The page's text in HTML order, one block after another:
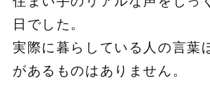
日でした。
実際に暮らしている人の言葉
があるものはありません。